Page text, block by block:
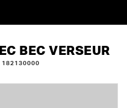
BEC VERSEUR
182130000